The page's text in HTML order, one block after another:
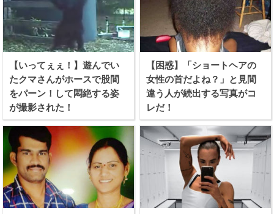
【いってぇぇ！】遊んでい
たクマさんがホースで股間
をパーン！して悶絶する姿
が撮影された！
【困惑】「ショートヘアの
女性の首だよね？」と見間
違う人が続出する写真がコ
レだ！